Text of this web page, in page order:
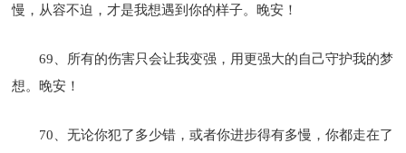
慢，从容不迫，才是我想遇到你的样子。晚安！
69、所有的伤害只会让我变强，用更强大的自己守护我的梦
想。晚安！
70、无论你犯了多少错，或者你进步得有多慢，你都走在了